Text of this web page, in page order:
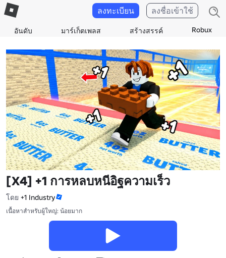
อันดับ มาร์เก็ตเพลส สร้างสรรค์ Robux
ลงทะเบียน ลงชื่อเข้าใช้
[X4] +1 การหลบหนีอิฐความเร็ว
โดย +1 Industry
เนื้อหาสำหรับผู้ใหญ่: น้อยมาก